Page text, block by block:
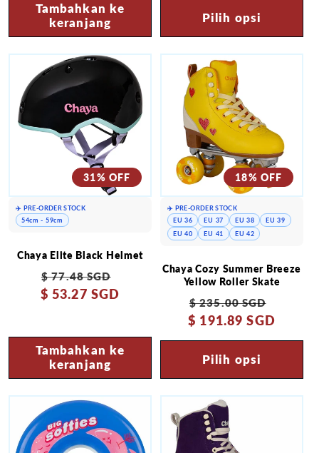
Tambahkan ke
keranjang
Pilih opsi
31% OFF
Chaya Elite Black Helmet
Harga
reguler
$ 77.48 SGD
$ 53.27 SGD
Tambahkan ke
keranjang
✈️ PRE-ORDER STOCK
54cm - 59cm
18% OFF
Chaya Cozy Summer Breeze
Yellow Roller Skate
Harga
reguler
$ 235.00 SGD
obral
$ 191.89 SGD
Pilih opsi
✈️ PRE-ORDER STOCK
EU 36
EU 37 EU 38
EU 39
EU 40
EU 41 EU 42